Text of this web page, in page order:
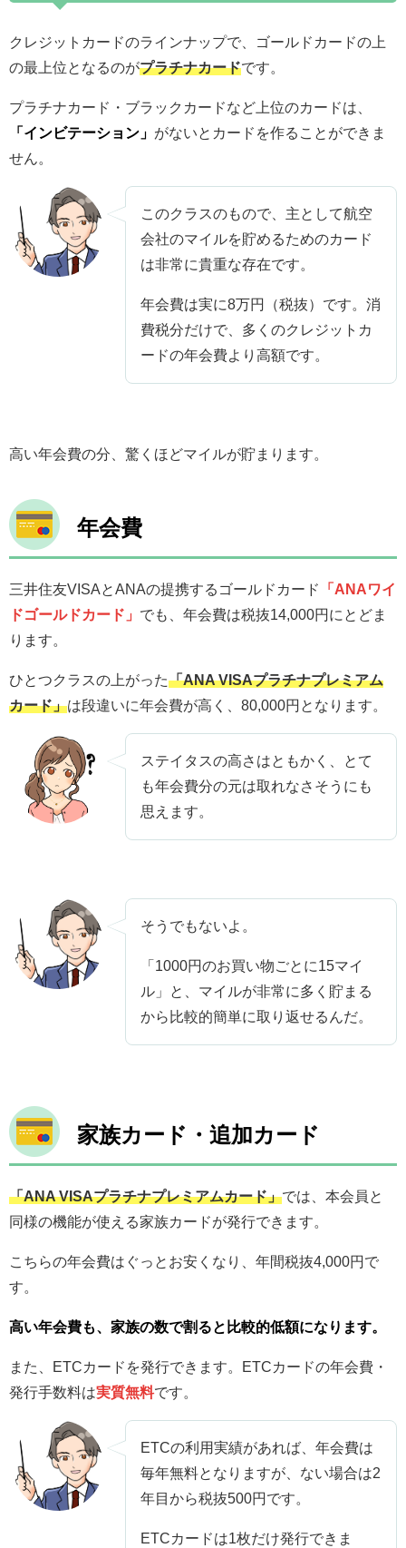
クレジットカードのラインナップで、ゴールドカードの上
の最上位となるのがプラチナカードです。
プラチナカード・ブラックカードなど上位のカードは、
「インビテーション」 がないとカードを作ることができま
せん。
このクラスのもので、主として航空
会社のマイルを貯めるためのカード
は非常に貴重な存在です。
年会費は実に8万円（税抜）です。消
費税分だけで、多くのクレジットカ
ードの年会費より高額です。
高い年会費の分、驚くほどマイルが貯まります。
年会費
三井住友VISAとANAの提携するゴールドカード
「ANAワイ
ドゴールドカード」 でも、年会費は税抜14,000円にとどま
ります。
ひとつクラスの上がった「ANA VISAプラチナプレミアム
カード」は段違いに年会費が高く、80,000円となります。
ステイタスの高さはともかく、とて
も年会費分の元は取れなさそうにも
思えます。
そうでもないよ。
「1000円のお買い物ごとに15マイ
ル」と、マイルが非常に多く貯まる
から比較的簡単に取り返せるんだ。
家族カード・追加カード
「ANA VISAプラチナプレミアムカード」では、本会員と
同様の機能が使える家族カードが発行できます。
こちらの年会費はぐっとお安くなり、年間税抜4,000円で
す。
高い年会費も、家族の数で割ると比較的低額になります。
また、ETCカードを発行できます。ETCカードの年会費・
発行手数料は実質無料です。
ETCの利用実績があれば、年会費は
毎年無料となりますが、ない場合は2
年目から税抜500円です。
ETCカードは1枚だけ発行できま